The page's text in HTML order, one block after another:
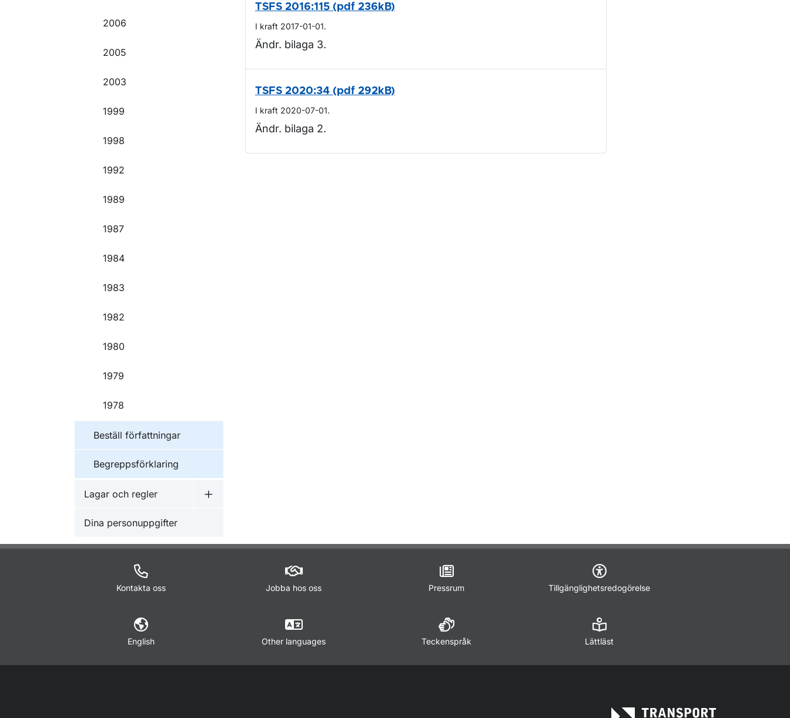
2006
2005
2003
1999
1998
1992
1989
1987
1984
1983
1982
1980
1979
1978
Beställ författningar
Begreppsförklaring
Lagar och regler
Undermeny för Lagar och regler
Dina personuppgifter
TSFS 2016:115 (pdf 236kB)
I kraft 2017-01-01.
Ändr. bilaga 3.
TSFS 2020:34 (pdf 292kB)
I kraft 2020-07-01.
Ändr. bilaga 2.
Kontakta oss Jobba hos oss Pressrum Tillgänglighetsredogörelse
English Other languages Teckenspråk Lättläst